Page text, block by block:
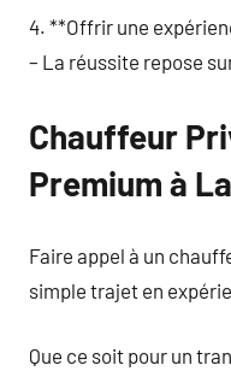
4. **Offrir une
– La réussite repose
Chauffeur
Premium à
Faire appel à un
simple trajet en
Que ce soit pour un